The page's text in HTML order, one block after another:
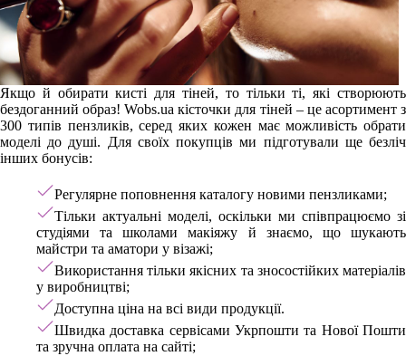
Якщо й обирати кисті для тіней, то тільки ті, які створюють
бездоганний образ! Wobs.ua кісточки для тіней – це асортимент з
300 типів пензликів, серед яких кожен має можливість обрати
моделі до душі. Для своїх покупців ми підготували ще безліч
інших бонусів:
Регулярне поповнення каталогу новими пензликами;
Тільки актуальні моделі, оскільки ми співпрацюємо зі
студіями та школами макіяжу й знаємо, що шукають
майстри та аматори у візажі;
Використання тільки якісних та зносостійких матеріалів
у виробництві;
Доступна ціна на всі види продукції.
Швидка доставка сервісами Укрпошти та Нової Пошти
та зручна оплата на сайті;